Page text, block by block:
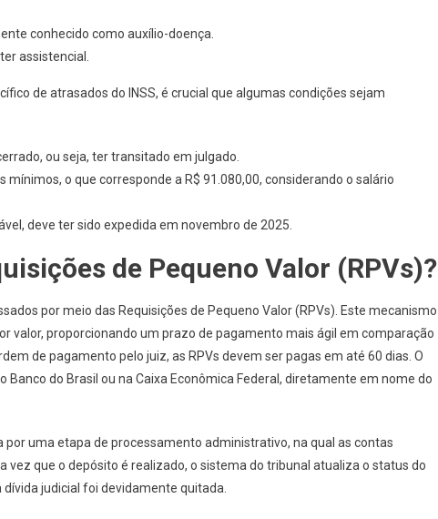
conhecido como auxílio-doença.
assistencial.
de atrasados do INSS, é crucial que algumas condições sejam
ou seja, ter transitado em julgado.
mínimos, o que corresponde a R$ 91.080,00, considerando o salário
deve ter sido expedida em novembro de 2025.
de Pequeno Valor (RPVs)?
por meio das Requisições de Pequeno Valor (RPVs). Este mecanismo
valor, proporcionando um prazo de pagamento mais ágil em comparação
de pagamento pelo juiz, as RPVs devem ser pagas em até 60 dias. O
do Brasil ou na Caixa Econômica Federal, diretamente em nome do
uma etapa de processamento administrativo, na qual as contas
vez que o depósito é realizado, o sistema do tribunal atualiza o status do
judicial foi devidamente quitada.